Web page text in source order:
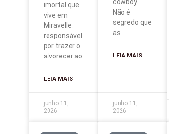
imortal que
vive em
Miravelle,
responsável
por trazer o
alvorecer ao
LEIA MAIS
junho 11,
2026
cowboy.
Não é
segredo que
as
LEIA MAIS
junho 11,
2026